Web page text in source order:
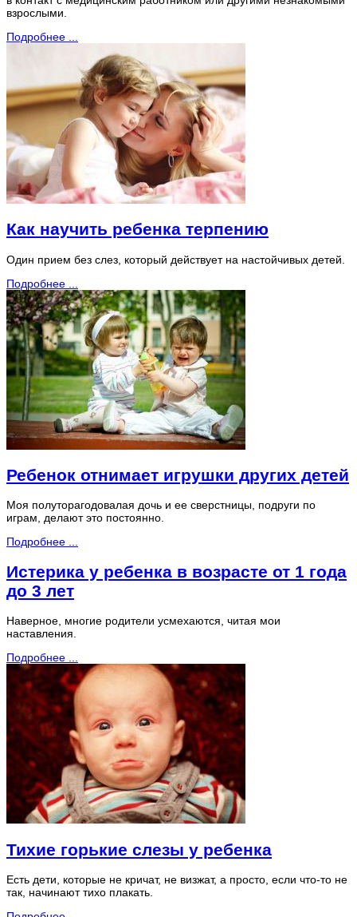
взрослыми.
Подробнее ...
Как научить ребенка терпению
Один прием без слез, который действует на настойчивых детей.
Подробнее ...
Ребенок отнимает игрушки других детей
Моя полуторагодовалая дочь и ее сверстницы, подруги по
играм, делают это постоянно.
Подробнее ...
Истерика у ребенка в возрасте от 1 года
до 3 лет
Наверное, многие родители усмехаются, читая мои
наставления.
Подробнее ...
Тихие горькие слезы у ребенка
Есть дети, которые не кричат, не визжат, а просто, если что-то не
так, начинают тихо плакать.